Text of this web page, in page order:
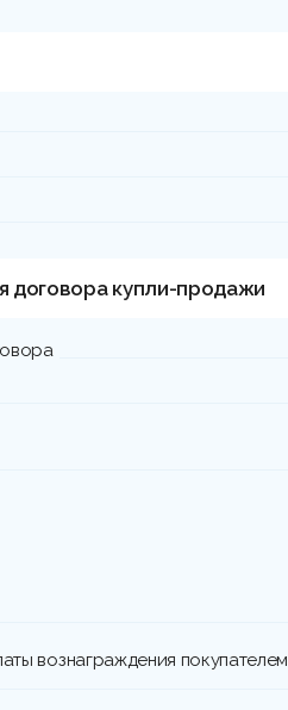
договора купли-продажи
вознаграждения покупателем